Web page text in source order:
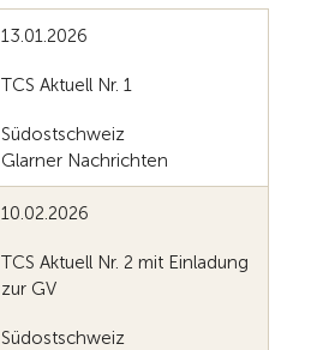
13.01.2026
TCS Aktuell Nr. 1
Südostschweiz
Glarner Nachrichten
10.02.2026
TCS Aktuell Nr. 2 mit Einladung
zur GV
Südostschweiz